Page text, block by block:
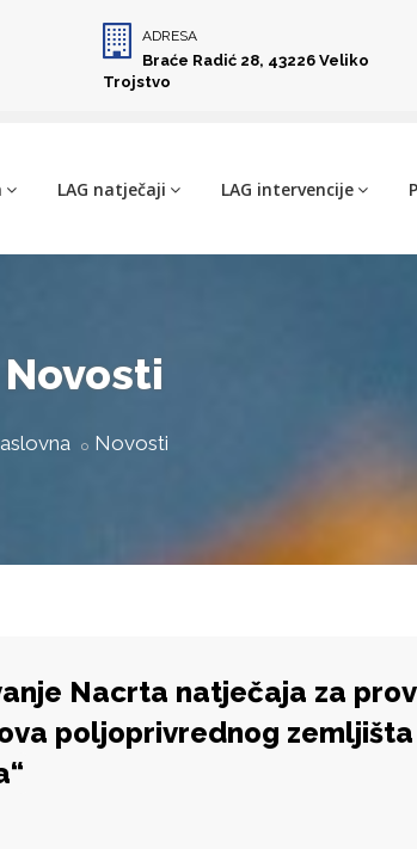
ADRESA
Braće Radić 28, 43226 Veliko
Trojstvo
LAG natječaji LAG intervencije
Novosti
Novosti
Nacrta natječaja za
poljoprivrednog